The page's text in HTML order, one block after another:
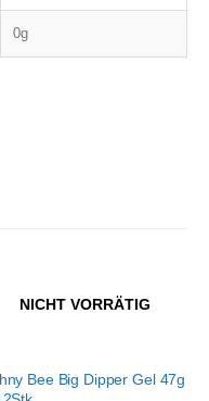
0g
NICHT VORRÄTIG
Bee Big Dipper Gel 47g